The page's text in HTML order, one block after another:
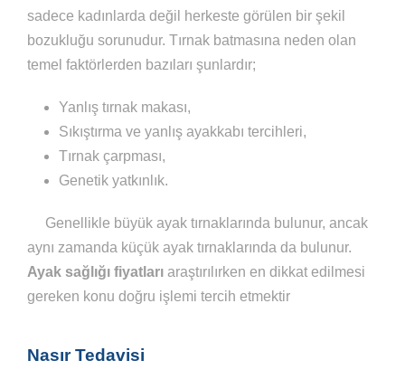
sadece kadınlarda değil herkeste görülen bir şekil
bozukluğu sorunudur. Tırnak batmasına neden olan
temel faktörlerden bazıları şunlardır;
Yanlış tırnak makası,
Sıkıştırma ve yanlış ayakkabı tercihleri,
Tırnak çarpması,
Genetik yatkınlık.
Genellikle büyük ayak tırnaklarında bulunur, ancak
aynı zamanda küçük ayak tırnaklarında da bulunur.
Ayak sağlığı fiyatları araştırılırken en dikkat edilmesi
gereken konu doğru işlemi tercih etmektir
Nasır Tedavisi